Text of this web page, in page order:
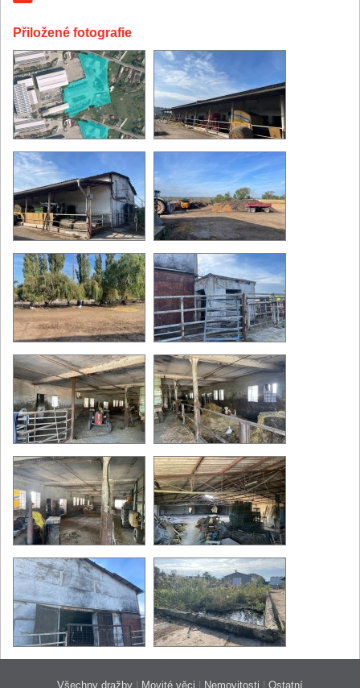
13:00:00,000
Přiložené fotografie
Všechny dražby | Movité věci | Nemovitosti | Ostatní